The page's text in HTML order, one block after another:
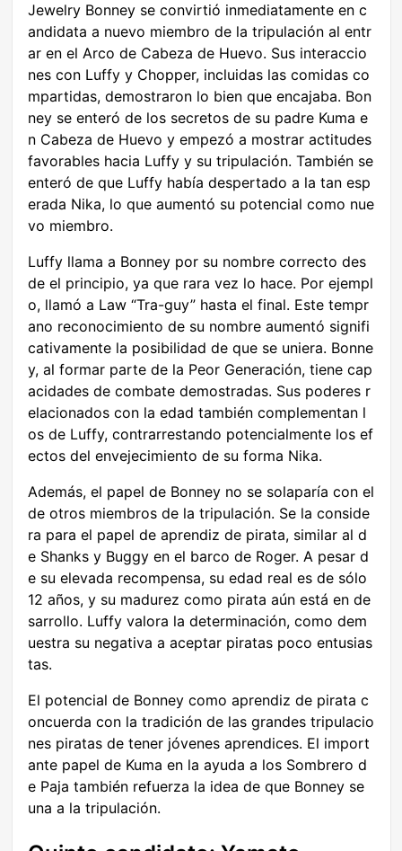
Jewelry Bonney se convirtió inmediatamente en c
andidata a nuevo miembro de la tripulación al entr
ar en el Arco de Cabeza de Huevo. Sus interaccio
nes con Luffy y Chopper, incluidas las comidas co
mpartidas, demostraron lo bien que encajaba. Bon
ney se enteró de los secretos de su padre Kuma e
n Cabeza de Huevo y empezó a mostrar actitudes
favorables hacia Luffy y su tripulación. También se
enteró de que Luffy había despertado a la tan esp
erada Nika, lo que aumentó su potencial como nue
vo miembro.
Luffy llama a Bonney por su nombre correcto des
de el principio, ya que rara vez lo hace. Por ejempl
o, llamó a Law “Tra-guy” hasta el final. Este tempr
ano reconocimiento de su nombre aumentó signifi
cativamente la posibilidad de que se uniera. Bonne
y, al formar parte de la Peor Generación, tiene cap
acidades de combate demostradas. Sus poderes r
elacionados con la edad también complementan l
os de Luffy, contrarrestando potencialmente los ef
ectos del envejecimiento de su forma Nika.
Además, el papel de Bonney no se solaparía con el
de otros miembros de la tripulación. Se la conside
ra para el papel de aprendiz de pirata, similar al d
e Shanks y Buggy en el barco de Roger. A pesar d
e su elevada recompensa, su edad real es de sólo
12 años, y su madurez como pirata aún está en de
sarrollo. Luffy valora la determinación, como dem
uestra su negativa a aceptar piratas poco entusias
tas.
El potencial de Bonney como aprendiz de pirata c
oncuerda con la tradición de las grandes tripulacio
nes piratas de tener jóvenes aprendices. El import
ante papel de Kuma en la ayuda a los Sombrero d
e Paja también refuerza la idea de que Bonney se
una a la tripulación.